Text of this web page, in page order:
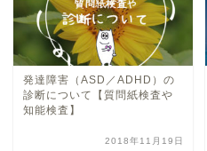
発達障害（ASD／ADHD）の
診断について【質問紙検査や
知能検査】
2018年11月19日